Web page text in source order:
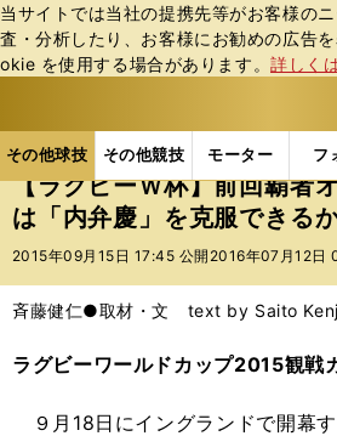
当サイトでは当社の提携先等がお客様の
査・分析したり、お客様にお勧めの広告
okie を使⽤する場合があります。詳しく
その他球技 その他競技 モーター フ
ス
ポ
ル
バ
その他球技の記事一覧 ラグ
【ラグビーＷ杯】前回覇者
は「内弁慶」を克服できる
2015年09月15日 17:45 公開 2016年07月12日
斉藤健仁●取材・文 text by Saito
ラグビーワールドカップ2015観戦
９月18日にイングランドで開幕